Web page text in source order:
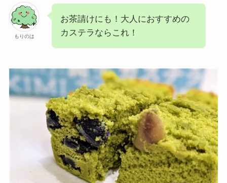
もりのは
お茶請けにも！大人におすすめの
カステラならこれ！